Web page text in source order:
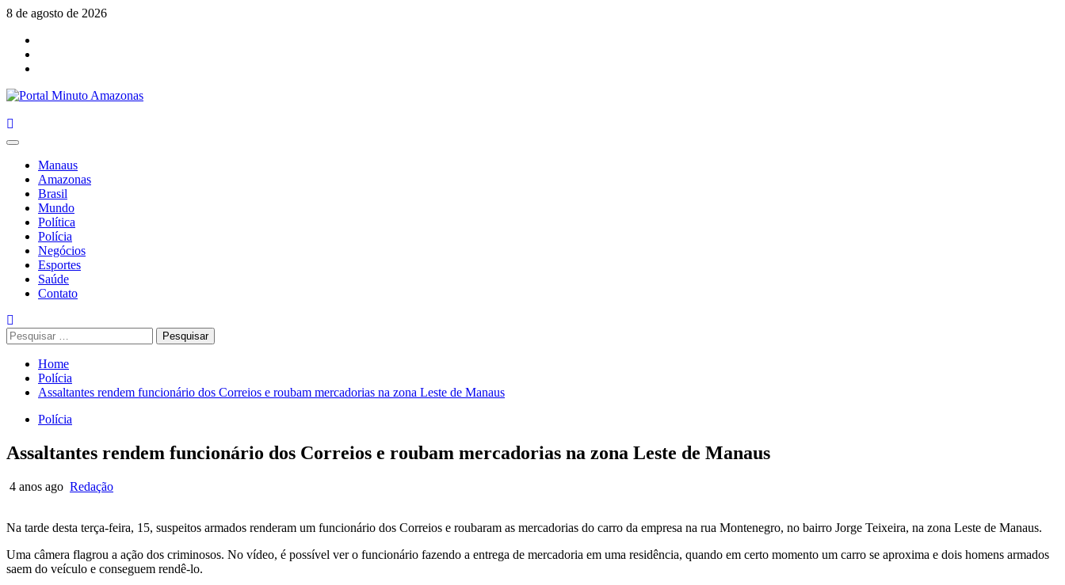
Skip
content
8 de agosto de 2026
Primary
Manaus
Amazonas
Brasil
Mundo
Política
Polícia
Negócios
Esportes
Saúde
Contato
Pesquisar
por:
Home
Polícia
Assaltantes rendem funcionário dos Correios e roubam mercadorias na zona Leste de Manaus
Polícia
Assaltantes rendem funcionário dos Correios e roubam mercadorias na zona Leste de Manaus
4 anos ago Redação
Na tarde desta terça-feira, 15, suspeitos armados renderam um funcionário dos Correios e roubaram as mercadorias do carro da empresa na rua Montenegro, no bairro Jorge Teixeira, na zona Leste de Manaus.
Uma câmera flagrou a ação dos criminosos. No vídeo, é possível ver o funcionário fazendo a entrega de mercadoria em uma residência, quando em certo momento um carro se aproxima e dois homens armados
saem do veículo e conseguem rendê-lo.